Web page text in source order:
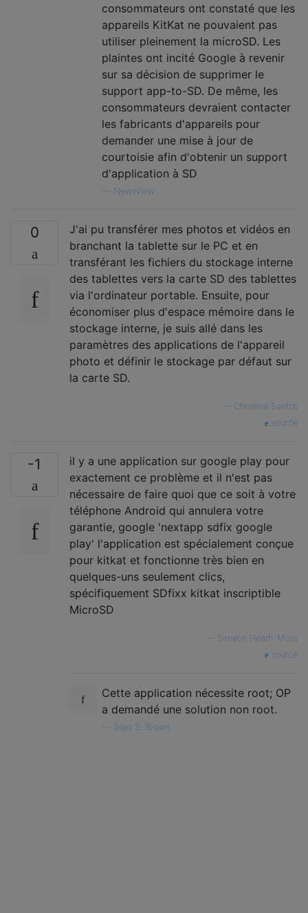
consommateurs ont constaté que les
appareils KitKat ne pouvaient pas
utiliser pleinement la microSD. Les
plaintes ont incité Google à revenir
sur sa décision de supprimer le
support app-to-SD. De même, les
consommateurs devraient contacter
les fabricants d'appareils pour
demander une mise à jour de
courtoisie afin d'obtenir un support
d'application à SD
NewsView
0
J'ai pu transférer mes photos et vidéos en
branchant la tablette sur le PC et en
transférant les fichiers du stockage interne
des tablettes vers la carte SD des tablettes
via l'ordinateur portable. Ensuite, pour
économiser plus d'espace mémoire dans le
stockage interne, je suis allé dans les
paramètres des applications de l'appareil
photo et définir le stockage par défaut sur
la carte SD.
Christina Santos
source
-1
il y a une application sur google play pour
exactement ce problème et il n'est pas
nécessaire de faire quoi que ce soit à votre
téléphone Android qui annulera votre
garantie, google 'nextapp sdfix google
play' l'application est spécialement conçue
pour kitkat et fonctionne très bien en
quelques-uns seulement clics,
spécifiquement SDfixx kitkat inscriptible
MicroSD
Simeon Heath-Moss
source
Cette application nécessite root; OP
a demandé une solution non root.
Silas S. Brown